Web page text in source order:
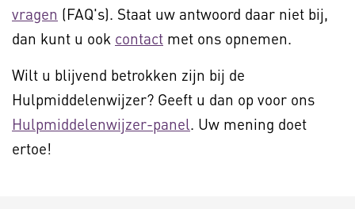
vragen (FAQ's). Staat uw antwoord daar niet bij,
dan kunt u ook contact met ons opnemen.
Wilt u blijvend betrokken zijn bij de
Hulpmiddelenwijzer? Geeft u dan op voor ons
Hulpmiddelenwijzer-panel. Uw mening doet
ertoe!